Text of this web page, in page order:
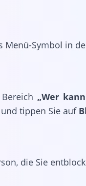
Menü-Symbol in
„Wer
und tippen Sie auf
die Sie